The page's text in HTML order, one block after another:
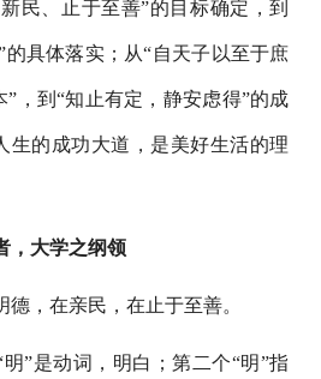
民、止于至善”的目标确定，到
的具体落实；从“自天子以至于庶
，到“知止有定，静安虑得”的成
生的成功大道，是美好生活的理
大学之纲领
德，在亲民，在止于至善。
”是动词，明白；第二个“明”指